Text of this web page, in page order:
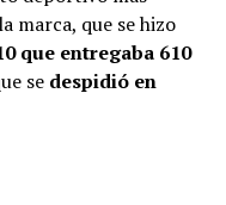
marca, que se hizo
que entregaba 610
sedespidió en